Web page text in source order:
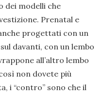
dei modelli che
Prenatal e
progettati con un
davanti, con un lembo
all’altro lembo
non dovete più
i “contro” sono che il